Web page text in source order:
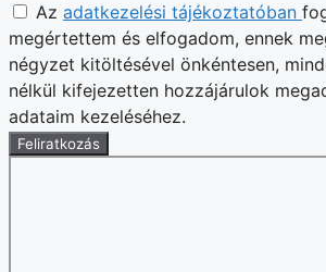
Az adatkezelési tájékoztatóban
megértettem és elfogadom, ennek
négyzet kitöltésével önkéntesen,
nélkül kifejezetten hozzájárulok
adataim kezeléséhez.
Feliratkozás